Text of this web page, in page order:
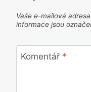
Vaše e-mailová
informace jsou
Komentář *